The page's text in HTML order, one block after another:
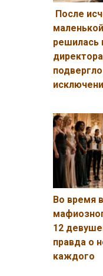
После
решилась
Во время
12
правда о
каждого